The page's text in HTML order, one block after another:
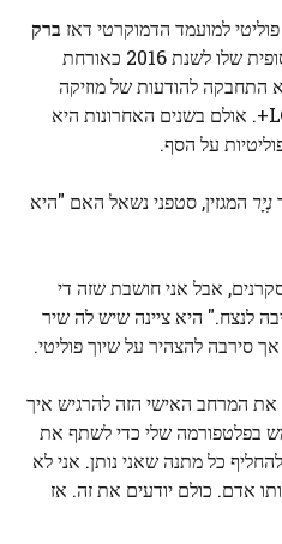
למועמד הדמוקרטי דאז ברק
והוזמן לארוחת המדינה הסופית שלו לשנת 2016 כאורחת
התחבקה להודעות של מוזיקה
המעצימות נשים וקהילות LGBTQ+. אולם בשנים האחרונות היא
על הסף.
נְיָר המגזין, סטפני נשאל האם "היא
אבל אני חושבת שזה די
לנצח." היא ציינה שיש לה שיר
להצהיר על שיוך פוליטי.
המרחב האישי הזה להרגיש איך
בפלטפורמה שלי כדי לשתף את
כל מתנה שאני נותן. אני לא
אדם. כולם יודעים את זה. אז